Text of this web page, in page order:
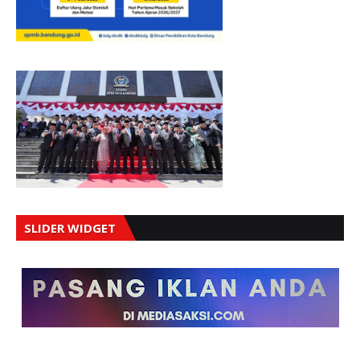
SLIDER WIDGET